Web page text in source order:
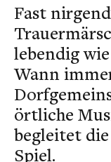
Fast
lebendig
Wann
örtliche
begleitet
Spiel.